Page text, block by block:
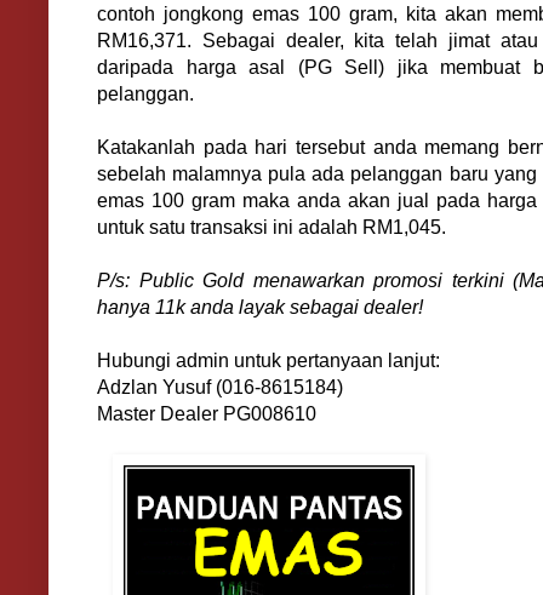
contoh jongkong emas 100 gram, kita akan
RM16,371. Sebagai dealer, kita telah jimat
daripada harga asal (PG Sell) jika membuat
pelanggan.
Katakanlah pada hari tersebut anda memang
sebelah malamnya pula ada pelanggan baru
emas 100 gram maka anda akan jual pada harga
untuk satu transaksi ini adalah RM1,045.
P/s: Public Gold menawarkan promosi terkini
hanya 11k anda layak sebagai dealer!
Hubungi admin untuk pertanyaan lanjut:
Adzlan Yusuf (016-8615184)
Master Dealer PG008610